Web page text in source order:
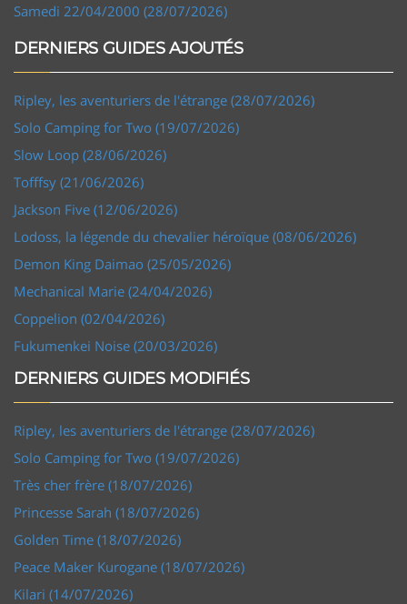
Samedi 22/04/2000 (28/07/2026)
DERNIERS GUIDES AJOUTÉS
Ripley, les aventuriers de l'étrange (28/07/2026)
Solo Camping for Two (19/07/2026)
Slow Loop (28/06/2026)
Tofffsy (21/06/2026)
Jackson Five (12/06/2026)
Lodoss, la légende du chevalier héroïque (08/06/2026)
Demon King Daimao (25/05/2026)
Mechanical Marie (24/04/2026)
Coppelion (02/04/2026)
Fukumenkei Noise (20/03/2026)
DERNIERS GUIDES MODIFIÉS
Ripley, les aventuriers de l'étrange (28/07/2026)
Solo Camping for Two (19/07/2026)
Très cher frère (18/07/2026)
Princesse Sarah (18/07/2026)
Golden Time (18/07/2026)
Peace Maker Kurogane (18/07/2026)
Kilari (14/07/2026)